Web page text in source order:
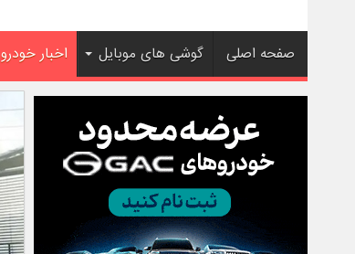
صفحه اصلی گوشی های موبایل اخبار خودرو